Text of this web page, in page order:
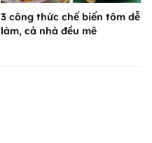
3 công thức chế biến tôm dễ
làm, cả nhà đều mê